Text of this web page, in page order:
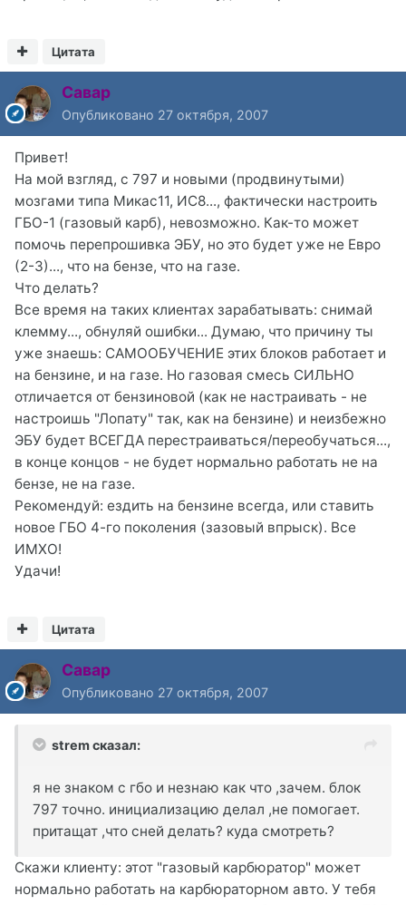
Цитата
Савар
Опубликовано 27 октября, 2007
Привет!
На мой взгляд, с 797 и новыми (продвинутыми)
мозгами типа Микас11, ИС8..., фактически настроить
ГБО-1 (газовый карб), невозможно. Как-то может
помочь перепрошивка ЭБУ, но это будет уже не Евро
(2-3)..., что на бензе, что на газе.
Что делать?
Все время на таких клиентах зарабатывать: снимай
клемму..., обнуляй ошибки... Думаю, что причину ты
уже знаешь: САМООБУЧЕНИЕ этих блоков работает и
на бензине, и на газе. Но газовая смесь СИЛЬНО
отличается от бензиновой (как не настраивать - не
настроишь "Лопату" так, как на бензине) и неизбежно
ЭБУ будет ВСЕГДА перестраиваться/переобучаться...,
в конце концов - не будет нормально работать не на
бензе, не на газе.
Рекомендуй: ездить на бензине всегда, или ставить
новое ГБО 4-го поколения (зазовый впрыск). Все
ИМХО!
Удачи!
Цитата
Савар
Опубликовано 27 октября, 2007
strem сказал:
я не знаком с гбо и незнаю как что ,зачем. блок
797 точно. инициализацию делал ,не помогает.
притащат ,что сней делать? куда смотреть?
Скажи клиенту: этот "газовый карбюратор" может
нормально работать на карбюраторном авто. У тебя